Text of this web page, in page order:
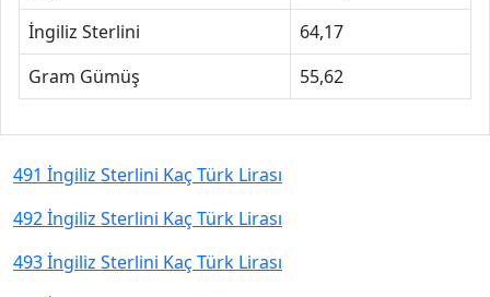
İngiliz Sterlini
64,17
Gram Gümüş
55,62
491 İngiliz Sterlini Kaç Türk Lirası
492 İngiliz Sterlini Kaç Türk Lirası
493 İngiliz Sterlini Kaç Türk Lirası